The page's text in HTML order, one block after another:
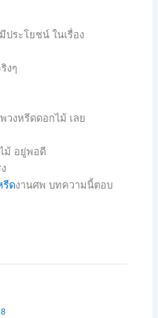
ระโยชน์ ในเรื่อง
งๆ
วงหรีดดอกไม้ เลย
ม้ อยู่พอดี
รีดงานศพ บทความนี้ตอบ